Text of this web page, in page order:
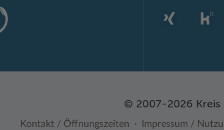
© 2007-2026 Kreis
Kontakt / Öffnungszeiten Impressum /